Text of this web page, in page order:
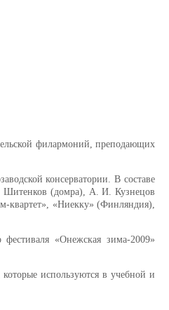
филармоний, преподающих
консерватории. В составе
Шитенков (домра), А. И. Кузнецов
квартет», «Ниекку» (Финляндия),
«Онежская зима-2009»
используются в учебной и